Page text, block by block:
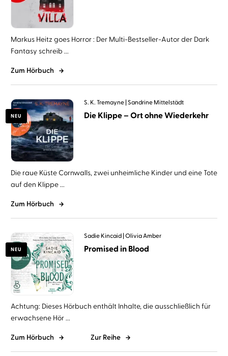
Markus Heitz goes Horror : Der Multi-Bestseller-Autor der Dark
Fantasy schreib ...
Zum Hörbuch
NEU
S. K. Tremayne Sandrine Mittelstädt
Die Klippe – Ort ohne Wiederkehr
Die raue Küste Cornwalls, zwei unheimliche Kinder und eine Tote
auf den Klippe ...
Zum Hörbuch
NEU
Sadie Kincaid Olivia Amber
Promised in Blood
Achtung: Dieses Hörbuch enthält Inhalte, die ausschließlich für
erwachsene Hör ...
Zum Hörbuch Zur Reihe